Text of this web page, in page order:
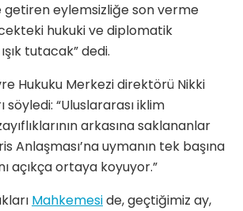
getiren eylemsizliğe son verme
hukuki ve diplomatik
tutacak” dedi.
Hukuku Merkezi direktörü Nikki
söyledi: “Uluslararası iklim
arkasına saklananlar
Anlaşması’na uymanın tek başına
açıkça ortaya koyuyor.”
Mahkemeside, geçtiğimiz ay,